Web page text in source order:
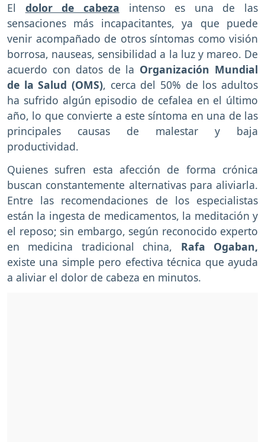
El dolor de cabeza intenso es una de las
sensaciones más incapacitantes, ya que puede
venir acompañado de otros síntomas como visión
borrosa, nauseas, sensibilidad a la luz y mareo. De
acuerdo con datos de la Organización Mundial
de la Salud (OMS), cerca del 50% de los adultos
ha sufrido algún episodio de cefalea en el último
año, lo que convierte a este síntoma en una de las
principales causas de malestar y baja
productividad.
Quienes sufren esta afección de forma crónica
buscan constantemente alternativas para aliviarla.
Entre las recomendaciones de los especialistas
están la ingesta de medicamentos, la meditación y
el reposo; sin embargo, según reconocido experto
en medicina tradicional china, Rafa Ogaban,
existe una simple pero efectiva técnica que ayuda
a aliviar el dolor de cabeza en minutos.